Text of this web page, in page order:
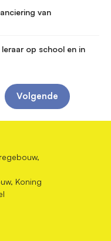
van
op school en in
Volgende
pagina
Volgende
Koning